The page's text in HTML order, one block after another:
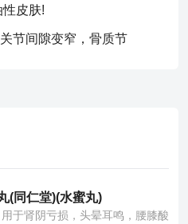
皮肤!
节间隙变窄，骨质节
(同仁堂)(水蜜丸)
于肾阴亏损，头晕耳鸣，腰膝酸